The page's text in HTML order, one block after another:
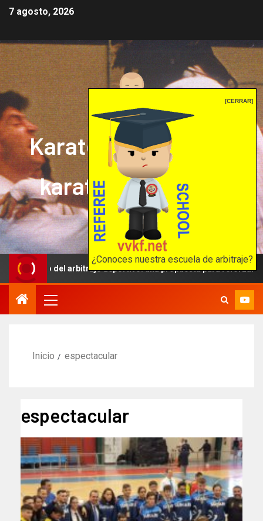
[CERRAR]
¿Conoces nuestra escuela de arbitraje?
7 agosto, 2026
Karate mrprepor: el
karate en internet
El karate en internet
del arbitraje deportivo: una propuesta para reforzar la
Inicio espectacular
espectacular